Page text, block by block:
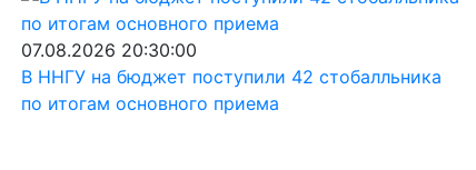
07.08.2026 20:30:00
В ННГУ на бюджет поступили 42 стобалльника
по итогам основного приема